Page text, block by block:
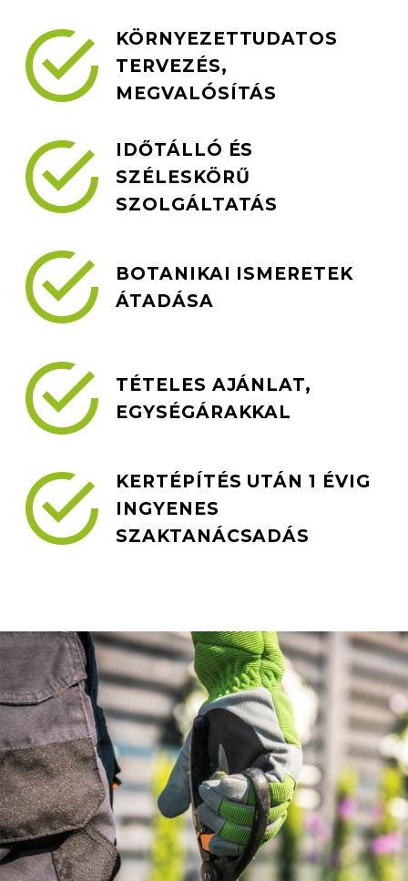


KÖRNYEZETTUDATOS
TERVEZÉS,
MEGVALÓSÍTÁS


IDŐTÁLLÓ ÉS
SZÉLESKÖRŰ
SZOLGÁLTATÁS


BOTANIKAI ISMERETEK
ÁTADÁSA


TÉTELES AJÁNLAT,
EGYSÉGÁRAKKAL


KERTÉPÍTÉS UTÁN 1 ÉVIG
INGYENES
SZAKTANÁCSADÁS